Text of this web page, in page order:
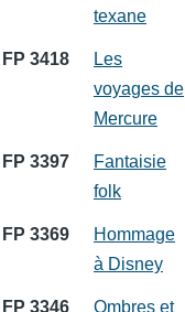
texane
FP 3418
Les
voyages de
Mercure
FP 3397
Fantaisie
folk
FP 3369
Hommage
à Disney
FP 3346
Ombres et